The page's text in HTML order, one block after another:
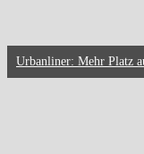
Urbanliner: Mehr Platz